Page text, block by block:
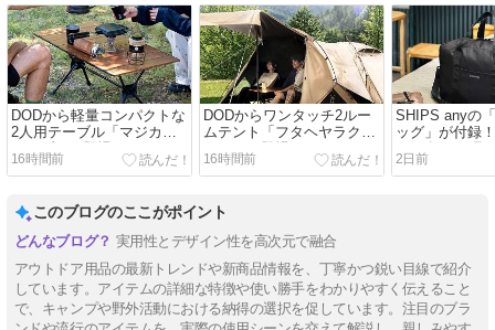
DODから軽量コンパクトな
2人用テーブル「マジカル
テーブル」登場
16時間前
DODからワンタッチ2ルー
ムテント「フタヘヤラクダ
テント」登場
16時間前
SHIPS anyの
ッグ」が付録
2026年10月号
2日前
このブログのここがポイント
実用性とデザイン性を高次元で融合
アウトドア用品の最新トレンドや新商品情報を、丁寧かつ鋭い目線で紹介
しています。アイテムの詳細な特徴や使い勝手をわかりやすく伝えること
で、キャンプや野外活動における納得の選択を促しています。注目のブラ